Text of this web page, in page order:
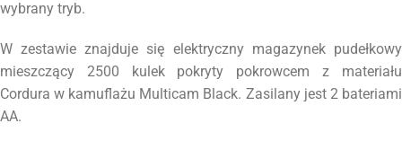
wybrany tryb.
W zestawie znajduje się elektryczny magazynek pudełkowy
mieszczący 2500 kulek pokryty pokrowcem z materiału
Cordura w kamuflażu Multicam Black. Zasilany jest 2 bateriami
AA.